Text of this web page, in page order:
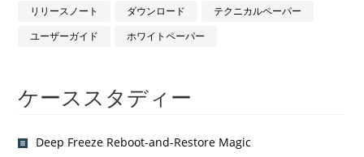
リリースノート
ダウンロード
テクニカルペーパー
ユーザーガイド
ホワイトペーパー
ケーススタディー
Deep Freeze Reboot-and-Restore Magic